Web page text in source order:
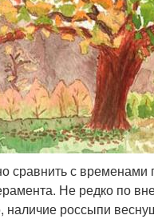
сравнить с временами
Не редко по
россыпи